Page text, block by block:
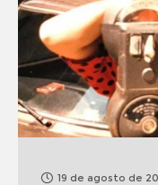
19 de agosto de